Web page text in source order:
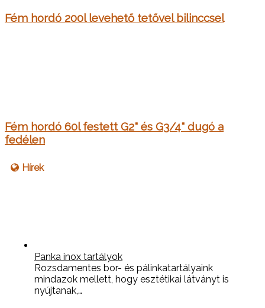
Fém hordó 200l levehető tetővel bilinccsel
Fém hordó 60l festett G2" és G3/4" dugó a
fedélen
Hírek
Panka inox tartályok
Rozsdamentes bor- és pálinkatartályaink
mindazok mellett, hogy esztétikai látványt is
nyújtanak,…